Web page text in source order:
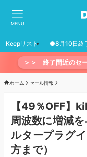
MENU
Keepリスト ●8月10日終
＞＞ 終了間近のセ
ホーム セール情報
【49％OFF】
周波数に増減
ルタープラグ
方まで）